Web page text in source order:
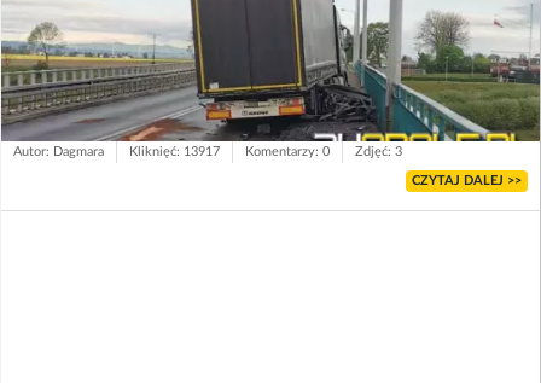
Autor: Dagmara Kliknięć: 13917 Komentarzy: 0 Zdjęć: 3
CZYTAJ DALEJ >>